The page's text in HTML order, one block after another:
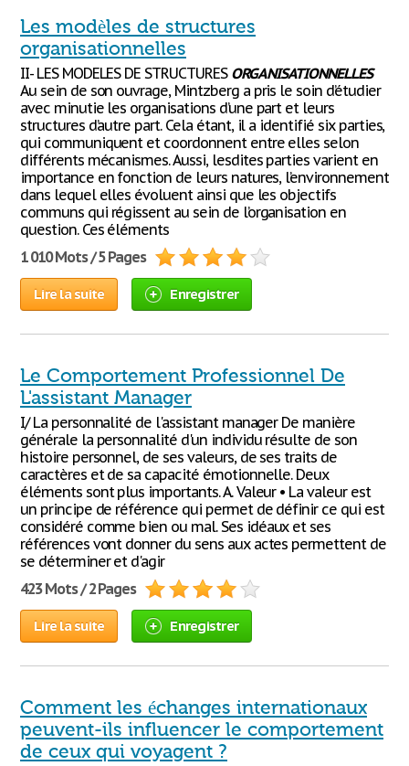
Les modèles de structures
organisationnelles
II- LES MODELES DE STRUCTURES ORGANISATIONNELLES
Au sein de son ouvrage, Mintzberg a pris le soin d’étudier
avec minutie les organisations d’une part et leurs
structures d’autre part. Cela étant, il a identifié six parties,
qui communiquent et coordonnent entre elles selon
différents mécanismes. Aussi, lesdites parties varient en
importance en fonction de leurs natures, l’environnement
dans lequel elles évoluent ainsi que les objectifs
communs qui régissent au sein de l’organisation en
question. Ces éléments
1 010 Mots / 5 Pages
Lire la suite Enregistrer
Le Comportement Professionnel De
L'assistant Manager
I/ La personnalité de l'assistant manager De manière
générale la personnalité d'un individu résulte de son
histoire personnel, de ses valeurs, de ses traits de
caractères et de sa capacité émotionnelle. Deux
éléments sont plus importants. A. Valeur • La valeur est
un principe de référence qui permet de définir ce qui est
considéré comme bien ou mal. Ses idéaux et ses
références vont donner du sens aux actes permettent de
se déterminer et d'agir
423 Mots / 2 Pages
Lire la suite Enregistrer
Comment les échanges internationaux
peuvent-ils influencer le comportement
de ceux qui voyagent ?